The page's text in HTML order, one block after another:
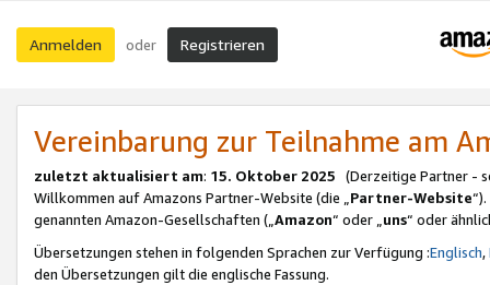
Anmelden oder Registrieren
Vereinbarung zur Teilnahme am
zuletzt aktualisiert am: 15. Oktober 2025 (Derzeitige Partner -
Willkommen auf Amazons Partner-Website (die „Partner-Website
genannten Amazon-Gesellschaften („Amazon“ oder „uns“ oder
Übersetzungen stehen in folgenden Sprachen zur Verfügung :Englisch,
den Übersetzungen gilt die englische Fassung.